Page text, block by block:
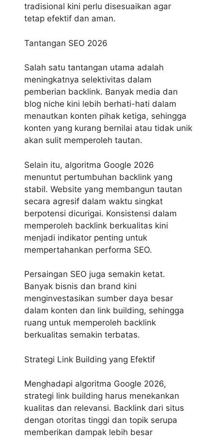
tradisional kini perlu disesuaikan agar
tetap efektif dan aman.
Tantangan SEO 2026
Salah satu tantangan utama adalah
meningkatnya selektivitas dalam
pemberian backlink. Banyak media dan
blog niche kini lebih berhati-hati dalam
menautkan konten pihak ketiga, sehingga
konten yang kurang bernilai atau tidak unik
akan sulit memperoleh tautan.
Selain itu, algoritma Google 2026
menuntut pertumbuhan backlink yang
stabil. Website yang membangun tautan
secara agresif dalam waktu singkat
berpotensi dicurigai. Konsistensi dalam
memperoleh backlink berkualitas kini
menjadi indikator penting untuk
mempertahankan performa SEO.
Persaingan SEO juga semakin ketat.
Banyak bisnis dan brand kini
menginvestasikan sumber daya besar
dalam konten dan link building, sehingga
ruang untuk memperoleh backlink
berkualitas semakin terbatas.
Strategi Link Building yang Efektif
Menghadapi algoritma Google 2026,
strategi link building harus menekankan
kualitas dan relevansi. Backlink dari situs
dengan otoritas tinggi dan topik serupa
memberikan dampak lebih besar